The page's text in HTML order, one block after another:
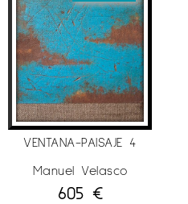
VENTANA-PAISAJE 4
Manuel Velasco
605 €